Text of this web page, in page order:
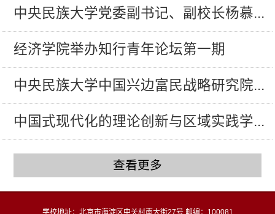
中央民族大学党委副书记、副校长杨慕...
经济学院举办知行青年论坛第一期
中央民族大学中国兴边富民战略研究院...
中国式现代化的理论创新与区域实践学...
查看更多
学校地址：北京市海淀区中关村南大街27号 邮编：100081